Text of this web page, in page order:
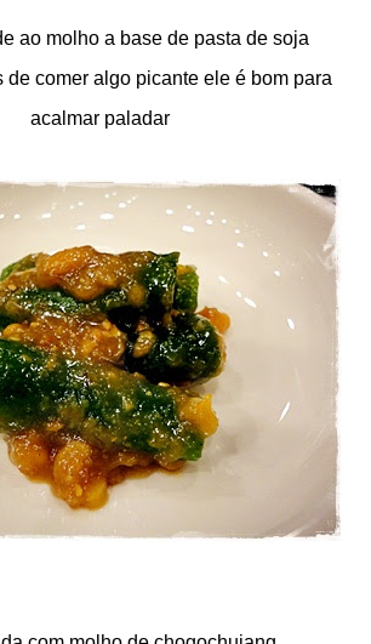
ao molho a base de pasta de soja
de comer algo picante ele é bom para
acalmar paladar